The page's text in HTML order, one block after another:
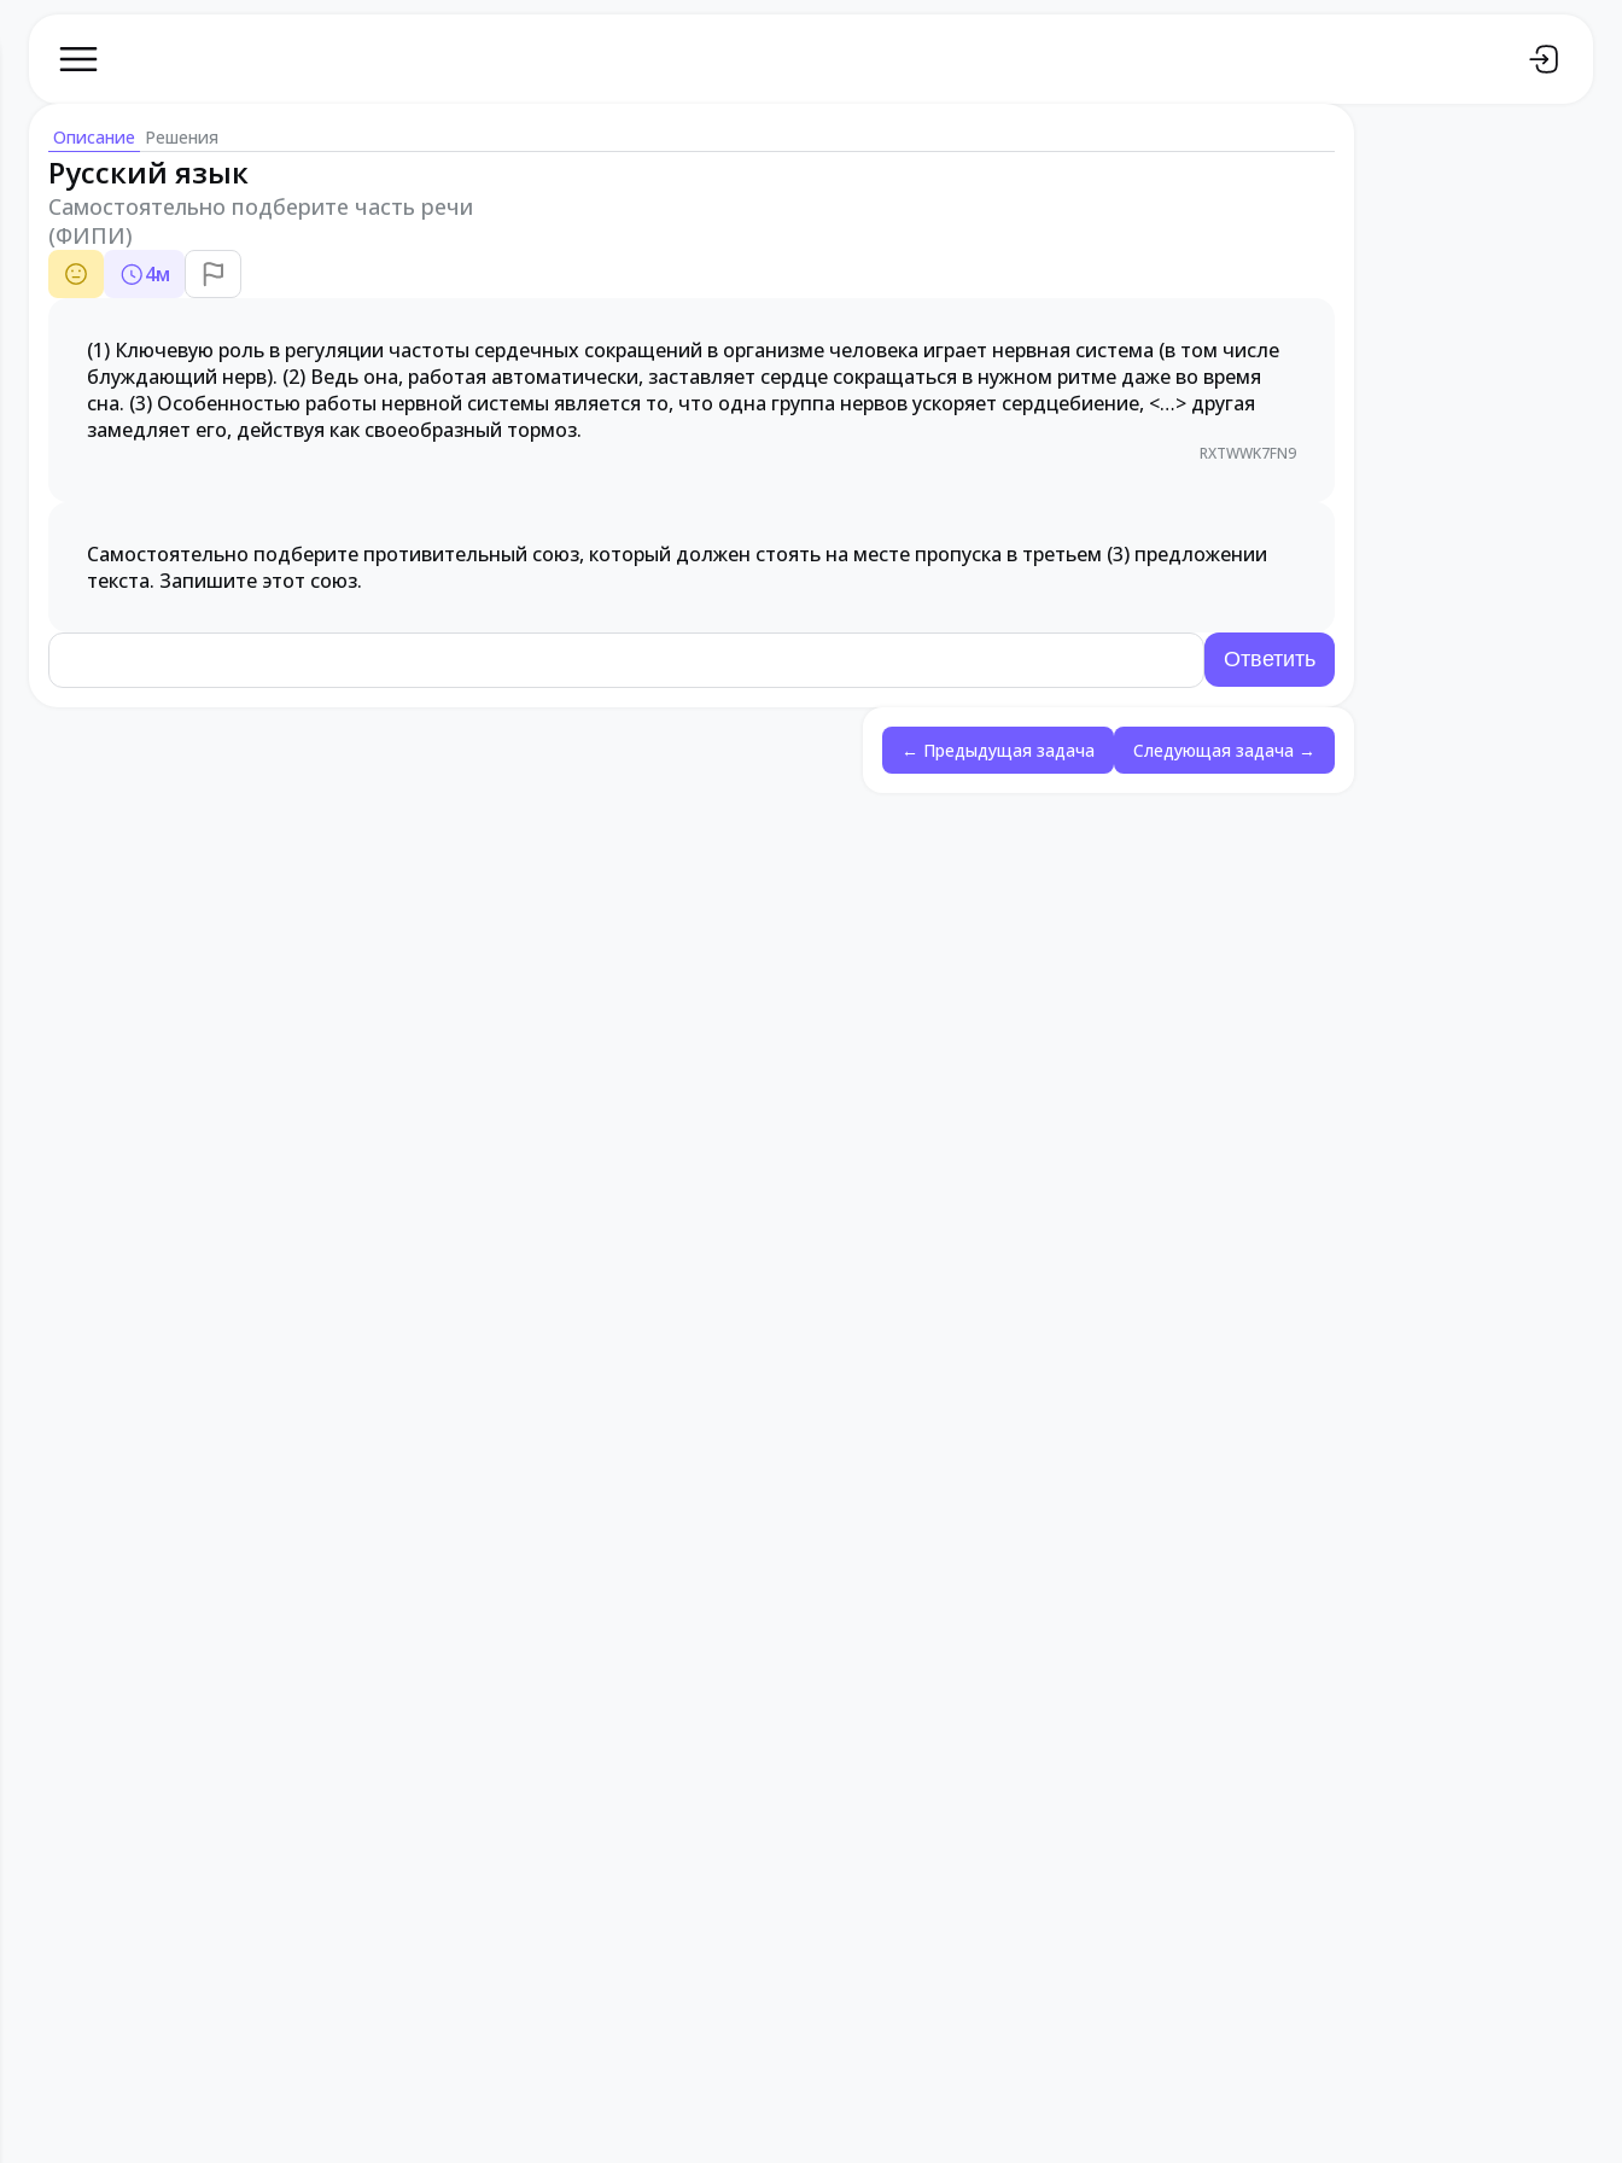
Описание Решения
Русский язык
Самостоятельно подберите часть речи
(ФИПИ)
4м
(1) Ключевую роль в регуляции частоты сердечных сокращений в организме человека играет нервная система (в том числе
блуждающий нерв). (2) Ведь она, работая автоматически, заставляет сердце сокращаться в нужном ритме даже во время
сна. (3) Особенностью работы нервной системы является то, что одна группа нервов ускоряет сердцебиение, <…> другая
замедляет его, действуя как своеобразный тормоз.
RXTWWK7FN9
Самостоятельно подберите противительный союз, который должен стоять на месте пропуска в третьем (3) предложении
текста. Запишите этот союз.
← Предыдущая задача Следующая задача →